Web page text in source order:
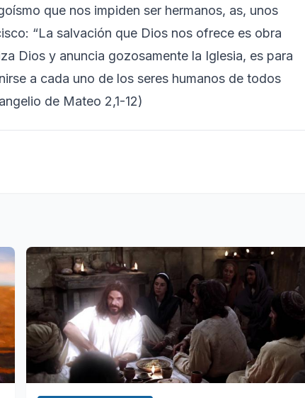
que nos impiden ser hermanos, as, unos
“La salvación que Dios nos ofrece es obra
Dios y anuncia gozosamente la Iglesia, es para
a cada uno de los seres humanos de todos
de Mateo 2,1-12)